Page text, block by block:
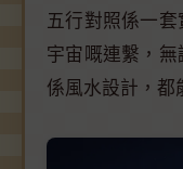
五行對照係一
宇宙嘅連繫，
係風水設計，都